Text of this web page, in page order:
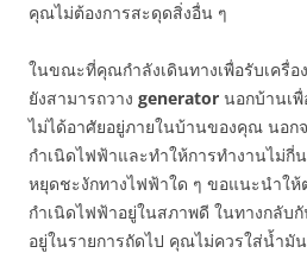
คุณไม่ต้องการสะดุดสิ่งอื่น ๆ
ในขณะที่คุณกำลังเดินทางเพื่อรับเครื่
ยังสามารถวาง generator นอกบ้านเ
ไม่ได้อาศัยอยู่ภายในบ้านของคุณ นอก
กำเนิดไฟฟ้าและทำให้การทำงานไม่กี่
หยุดชะงักทางไฟฟ้าใด ๆ ขอแนะนำให้
กำเนิดไฟฟ้าอยู่ในสภาพดี ในทางกลับ
อยู่ในรายการถัดไป คุณไม่ควรใส่น้ำมั